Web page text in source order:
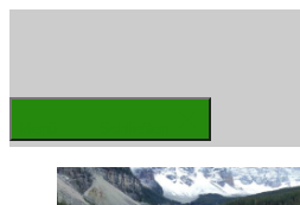
Weltenbummler